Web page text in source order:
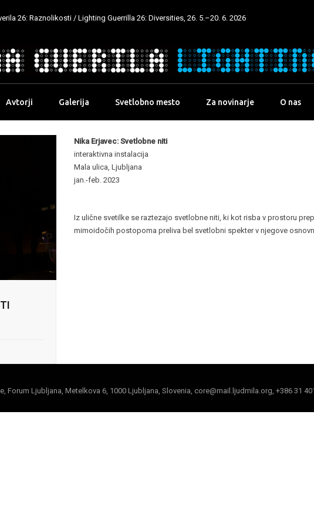
26: Raznolikosti / Lighting Guerrilla 26: Diversities, 26. 5.–20. 6. 2026
Avtorji Galerija Svetlobno mesto Za novinarje O nas
Nika Erjavec: Svetlobne niti
interaktivna instalacija
Mala ulica, Ljubljana
jan.-feb. 2023
Iz ulične svetilke se raztezajo svetlobne niti, ki kot risba v prostoru
mimoidočih postopoma preliva bel svetlobni spekter v njegove
Forum Ljubljana, Metelkova 6, 1000 Ljubljana, Slovenia, core@mail.ljudmila.org, +386 31